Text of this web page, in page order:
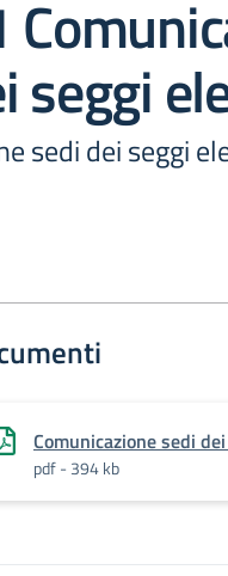
seggi
sedi dei seggi
Comunicazione sedi
pdf - 394 kb